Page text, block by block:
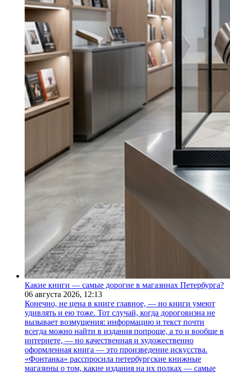
Какие книги — самые дорогие в магазинах Петербурга?
06 августа 2026, 12:13
Конечно, не цена в книге главное, — но книги умеют
удивлять и ею тоже. Тот случай, когда дороговизна не
вызывает возмущения: информацию и текст почти
всегда можно найти в издания попроще, а то и вообще в
интернете, — но качественная и художественно
оформленная книга — это произведение искусства.
«Фонтанка» расспросила петербургские книжные
магазины о том, какие издания на их полках — самые